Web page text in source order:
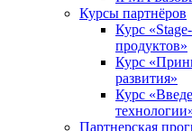
Курсы партнёров
Курс
продуктов»
Курс
развития»
Курс
Партнерская